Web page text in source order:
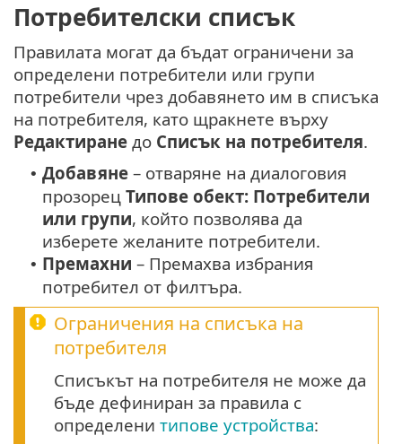
Потребителски списък
Правилата могат да бъдат ограничени за
определени потребители или групи
потребители чрез добавянето им в списъка
на потребителя, като щракнете върху
Редактиране до Списък на потребителя.
• Добавяне – отваряне на диалоговия
прозорец Типове обект: Потребители
или групи, който позволява да
изберете желаните потребители.
• Премахни – Премахва избрания
потребител от филтъра.
Ограничения на списъка на
потребителя
Списъкът на потребителя не може да
бъде дефиниран за правила с
определени типове устройства: